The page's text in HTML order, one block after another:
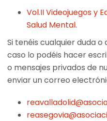
Vol.II Videojuegos y
Salud Mental.
Si tenéis cualquier duda
caso lo podéis hacer
o mensajes privados de
enviar un correo